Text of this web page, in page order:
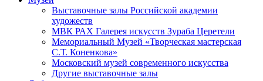
Выставочные залы Российской академии
художеств
МВК РАХ Галерея искусств Зураба Церетели
Мемориальный Музей «Творческая мастерская
С.Т. Коненкова»
Московский музей современного искусства
Другие выставочные залы